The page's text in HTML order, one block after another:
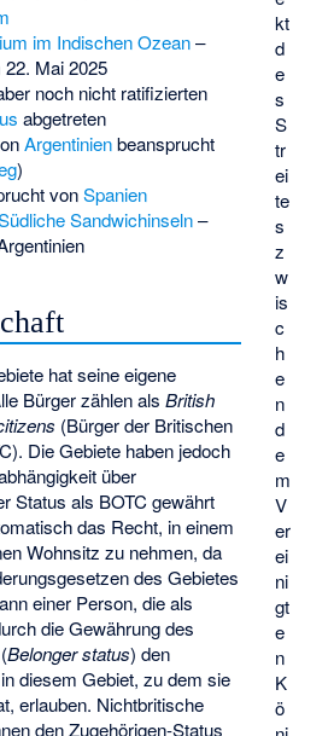
kt
d
e
s
S
tr
ei
te
s
z
w
is
c
h
e
n
d
e
m
V
er
ei
ni
gt
e
n
K
ö
im Indischen Ozean–
Mai 2025
noch nicht ratifizierten
abgetreten
Argentinienbeansprucht
)
vonSpanien
Sandwichinseln–
hat seine eigene
Bürger zählen alsBritish
(Bürger der Britischen
Die Gebiete haben jedoch
über
Status als BOTC gewährt
das Recht, in einem
Wohnsitz zu nehmen, da
des Gebietes
einer Person, die als
die Gewährung des
Belonger status) den
diesem Gebiet, zu dem sie
erlauben. Nichtbritische
den Zugehörigen-Status